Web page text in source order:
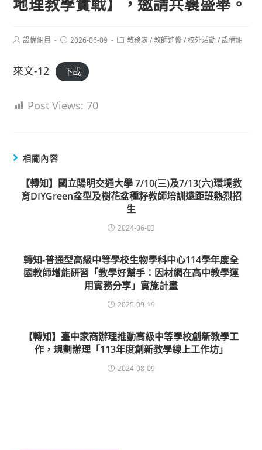
Post設備組員
Post2026-06-09
Post教務處 / 教師進修 / 校外活動 / 設備組
來文-12 下載
Post Views: 70
相關內容
【轉知】國立陽明交通大學 7/10(三)及7/13(六)環境教
育DIYGreen盆型及樹花盆種籽教師培訓遠距班熱烈招
生
2024-06-03
轉知-普通型高級中等學校生物學科中心114學年度全
國教師增能研習「教學好幫手：因材網在高中教學運
用實務分享」實施計畫
2025-09-19
【轉知】臺中家商辦理推動高級中等學校創新教學工
作，規劃辦理「113年度創新教學線上工作坊」
2024-08-09